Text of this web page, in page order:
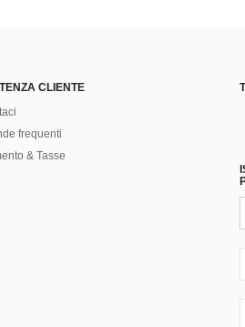
CLIENTE
frequenti
& Tasse